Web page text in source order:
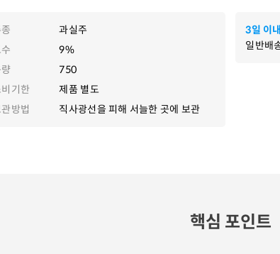
과실주
9%
750
기한
제품 별도
방법
직사광선을 피해 서늘한 곳에 보관
3일 이
일반배
핵심 포인트